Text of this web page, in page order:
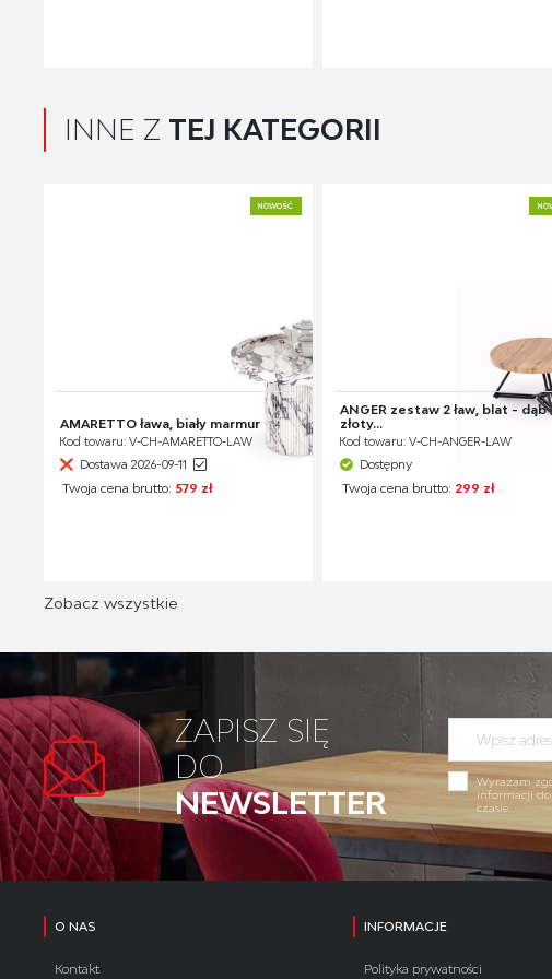
INNE Z TEJ KATEGORII
NOWOŚĆ
AMARETTO ława, biały marmur
Kod towaru: V-CH-AMARETTO-LAW
Dostawa 2026-09-11
Twoja cena brutto:579 zł
ANGER zestaw 2 ław, blat - dąb
złoty...
Kod towaru: V-CH-ANGER-LAW
Dostępny
Twoja cena brutto: 299 zł
Zobacz wszystkie
ZAPISZ SIĘ
DO
NEWSLETTER
Wyrażam
informacji
czasie.
O NAS
Kontakt
INFORMACJE
Polityka prywatności